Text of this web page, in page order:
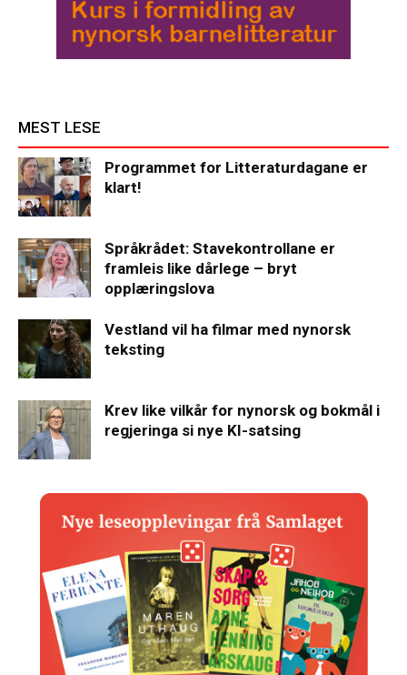
MEST LESE
Programmet for Litteraturdagane er
klart!
Språkrådet: Stavekontrollane er
framleis like dårlege – bryt
opplæringslova
Vestland vil ha filmar med nynorsk
teksting
Krev like vilkår for nynorsk og bokmål i
regjeringa si nye KI-satsing